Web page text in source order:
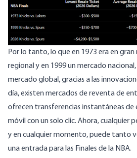
Por lo tanto, lo que en 1973 era en
regional y en 1999 un mercado nacional,
mercado global, gracias a las
día, existen mercados de reventa de
ofrecen transferencias instantáneas de
móvil con un solo clic. Ahora, cualquier
y en cualquier momento, puede tanto
una entrada para las Finales de la NBA.